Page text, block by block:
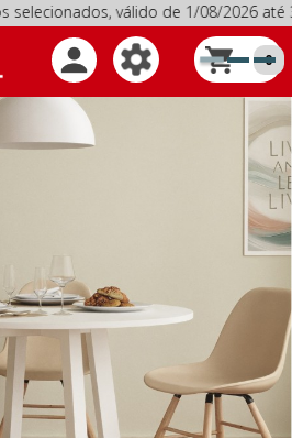
válido de 1/08/2026 até 31/
0